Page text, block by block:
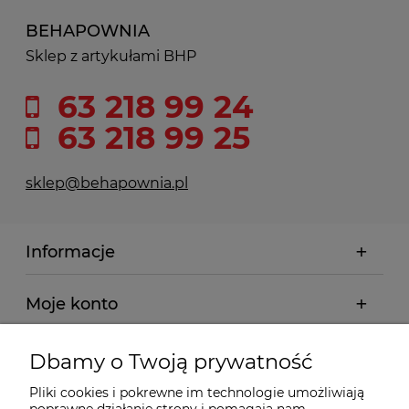
BEHAPOWNIA
Sklep z artykułami BHP
63 218 99 24
63 218 99 25
sklep@behapownia.pl
Informacje
Moje konto
Płatności i dostawa
Dbamy o Twoją prywatność
Pliki cookies i pokrewne im technologie umożliwiają